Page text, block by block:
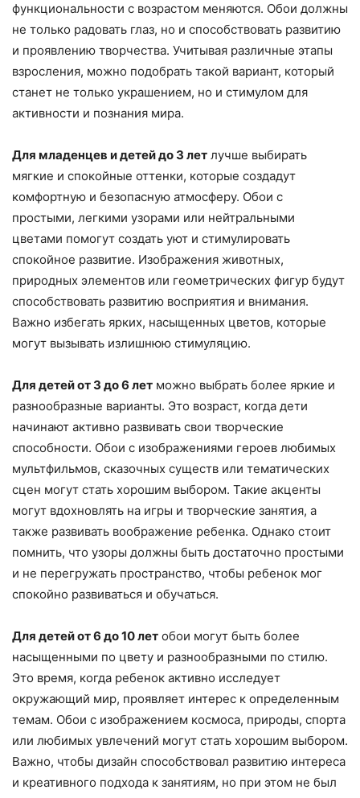
функциональности с возрастом меняются. Обои должны
не только радовать глаз, но и способствовать развитию
и проявлению творчества. Учитывая различные этапы
взросления, можно подобрать такой вариант, который
станет не только украшением, но и стимулом для
активности и познания мира.
Для младенцев и детей до 3 лет лучше выбирать
мягкие и спокойные оттенки, которые создадут
комфортную и безопасную атмосферу. Обои с
простыми, легкими узорами или нейтральными
цветами помогут создать уют и стимулировать
спокойное развитие. Изображения животных,
природных элементов или геометрических фигур будут
способствовать развитию восприятия и внимания.
Важно избегать ярких, насыщенных цветов, которые
могут вызывать излишнюю стимуляцию.
Для детей от 3 до 6 лет можно выбрать более яркие и
разнообразные варианты. Это возраст, когда дети
начинают активно развивать свои творческие
способности. Обои с изображениями героев любимых
мультфильмов, сказочных существ или тематических
сцен могут стать хорошим выбором. Такие акценты
могут вдохновлять на игры и творческие занятия, а
также развивать воображение ребенка. Однако стоит
помнить, что узоры должны быть достаточно простыми
и не перегружать пространство, чтобы ребенок мог
спокойно развиваться и обучаться.
Для детей от 6 до 10 лет обои могут быть более
насыщенными по цвету и разнообразными по стилю.
Это время, когда ребенок активно исследует
окружающий мир, проявляет интерес к определенным
темам. Обои с изображением космоса, природы, спорта
или любимых увлечений могут стать хорошим выбором.
Важно, чтобы дизайн способствовал развитию интереса
и креативного подхода к занятиям, но при этом не был